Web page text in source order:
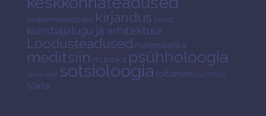
keskonnateadused kirjandus kunst
kunstiajalugu ja arhitektuur
Loodusteadused matemaatika
meditsiin muusika psühholoogia
saksa keel sotsioloogia toitumine uurimus
Varia